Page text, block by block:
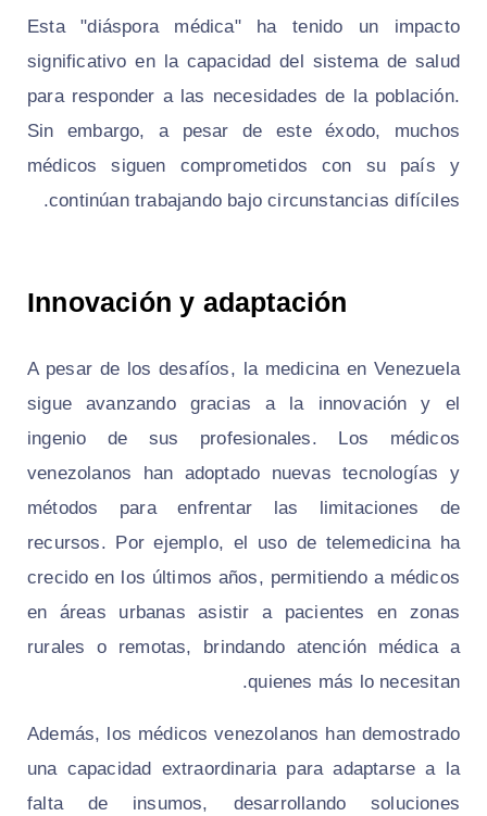
Esta "diáspora médica" ha tenido un impacto
significativo en la capacidad del sistema de salud
para responder a las necesidades de la población.
Sin embargo, a pesar de este éxodo, muchos
médicos siguen comprometidos con su país y
continúan trabajando bajo circunstancias difíciles.
Innovación y adaptación
A pesar de los desafíos, la medicina en Venezuela
sigue avanzando gracias a la innovación y el
ingenio de sus profesionales. Los médicos
venezolanos han adoptado nuevas tecnologías y
métodos para enfrentar las limitaciones de
recursos. Por ejemplo, el uso de telemedicina ha
crecido en los últimos años, permitiendo a médicos
en áreas urbanas asistir a pacientes en zonas
rurales o remotas, brindando atención médica a
quienes más lo necesitan.
Además, los médicos venezolanos han demostrado
una capacidad extraordinaria para adaptarse a la
falta de insumos, desarrollando soluciones